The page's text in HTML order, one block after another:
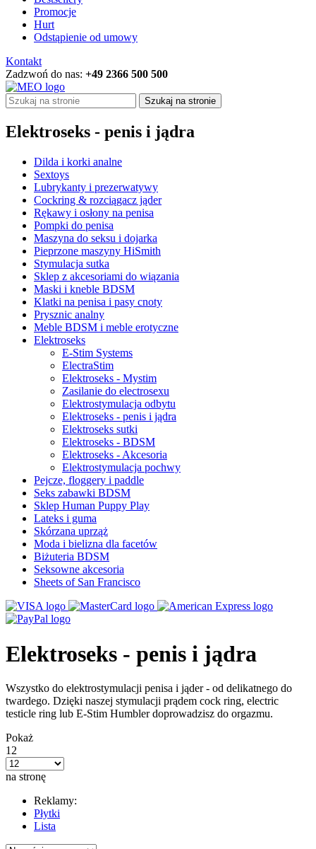
Promocje
Hurt
Odstąpienie od umowy
Kontakt
Zadzwoń do nas: +49 2366 500 500
Szukaj na stronie
Elektroseks - penis i jądra
Dilda i korki analne
Sextoys
Lubrykanty i prezerwatywy
Cockring & rozciągacz jąder
Rękawy i osłony na penisa
Pompki do penisa
Maszyna do seksu i dojarka
Pieprzone maszyny HiSmith
Stymulacja sutka
Sklep z akcesoriami do wiązania
Maski i kneble BDSM
Klatki na penisa i pasy cnoty
Prysznic analny
Meble BDSM i meble erotyczne
Elektroseks
E-Stim Systems
ElectraStim
Elektroseks - Mystim
Zasilanie do electrosexu
Elektrostymulacja odbytu
Elektroseks - penis i jądra
Elektroseks sutki
Elektroseks - BDSM
Elektroseks - Akcesoria
Elektrostymulacja pochwy
Pejcze, floggery i paddle
Seks zabawki BDSM
Sklep Human Puppy Play
Lateks i guma
Skórzana uprząż
Moda i bielizna dla facetów
Biżuteria BDSM
Seksowne akcesoria
Sheets of San Francisco
Elektroseks - penis i jądra
Wszystko do elektrostymulacji penisa i jąder - od delikatnego do
twardego. Dzięki naszej stymulacji prądem cock ring, electric
testicle ring lub E-Stim Humbler doprowadzisz do orgazmu.
Pokaż
12
na stronę
Reklamy:
Płytki
Lista